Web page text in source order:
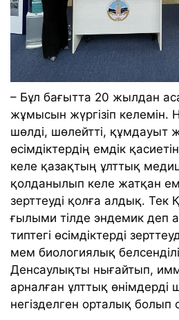
– Бұл бағытта 20 жылдан
жұмысын жүргізіп келемін.
шөлді, шөлейтті, құмдауыт
өсімдіктердің емдік
келе қазақтың ұлттық
қолданылып келе жатқан
зерттеуді қолға алдық. Тек
ғылыми тілде эндемик деп
типтегі өсімдіктерді
мем биологиялық
Денсаулықты нығайтып,
арналған ұлттық өнімдерді
негізделген орталық болып